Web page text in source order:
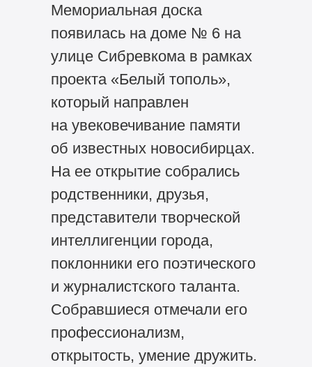
Мемориальная доска
появилась на доме № 6 на
улице Сибревкома в рамках
проекта «Белый тополь»,
который направлен
на увековечивание памяти
об известных новосибирцах.
На ее открытие собрались
родственники, друзья,
представители творческой
интеллигенции города,
поклонники его поэтического
и журналистского таланта.
Собравшиеся отмечали его
профессионализм,
открытость, умение дружить.